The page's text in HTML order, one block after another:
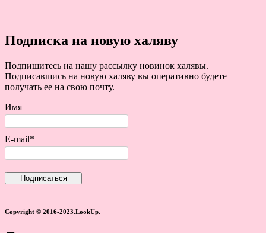
Подписка на новую халяву
Подпишитесь на нашу рассылку новинок халявы.
Подписавшись на новую халяву вы оперативно будете
получать ее на свою почту.
Имя
E-mail*
Copyright © 2016-2023.LookUp.